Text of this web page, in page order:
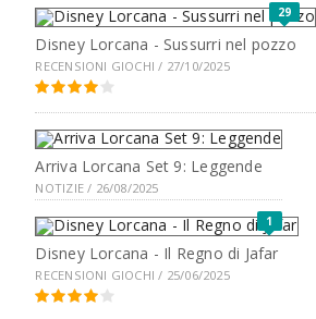
29
Disney Lorcana - Sussurri nel pozzo
RECENSIONI GIOCHI / 27/10/2025
Arriva Lorcana Set 9: Leggende
NOTIZIE / 26/08/2025
1
Disney Lorcana - Il Regno di Jafar
RECENSIONI GIOCHI / 25/06/2025